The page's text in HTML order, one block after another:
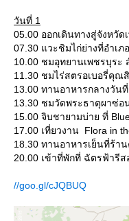
วันที่ 1
05.00 ออกเดินทางสู่จังหวั
07.30 แวะชิมไก่ย่างที่อำเภ
10.00 ชมอุทยานเพชรบุระ
11.30 ชมไร่สตรอเบอรี่คุณ
13.00 ทานอาหารกลางวัน
13.30 ชมวัดพระธาตุผาซ่อ
15.00 จิบชายามบ่าย ที่
17.00 เที่ยวงาน Flora in
18.30 ทานอาหารเย็นที่ร้า
20.00 เข้าที่พักที่ ฉัตรฟ้ารีส
//goo.gl/cJQBUQ